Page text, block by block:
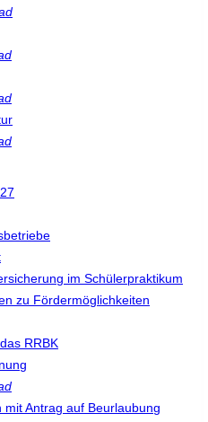
im Schülerpraktikum
zu Fördermöglichkeiten
RRBK
mit Antrag auf Beurlaubung